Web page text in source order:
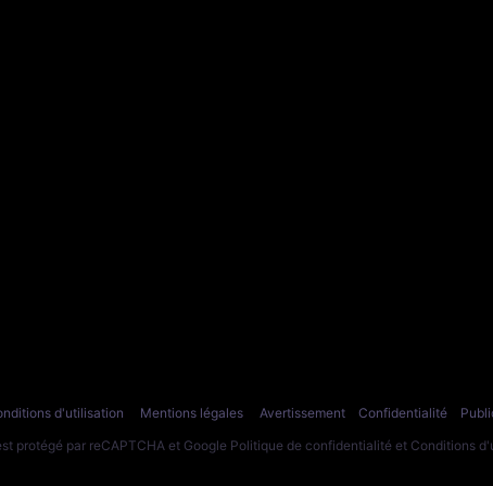
d'utilisation Mentions légales Avertissement Confidentialité
protégé par reCAPTCHA et Google Politique de confidentialité et Conditions